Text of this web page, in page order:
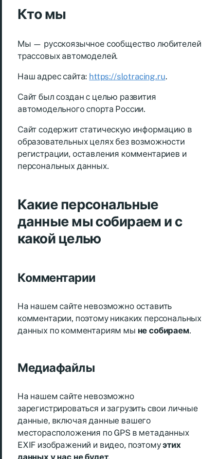
Кто мы
Мы — русскоязычное сообщество любителей
трассовых автомоделей.
Наш адрес сайта: https://slotracing.ru.
Сайт был создан с целью развития
автомодельного спорта России.
Сайт содержит статическую информацию в
образовательных целях без возможности
регистрации, оставления комментариев и
персональных данных.
Какие персональные
данные мы собираем и с
какой целью
Комментарии
На нашем сайте невозможно оставить
комментарии, поэтому никаких персональных
данных по комментариям мы не собираем.
Медиафайлы
На нашем сайте невозможно
зарегистрироваться и загрузить свои личные
данные, включая данные вашего
месторасположения по GPS в метаданных
EXIF изображений и видео, поэтомуэтих
данных у нас не будет.